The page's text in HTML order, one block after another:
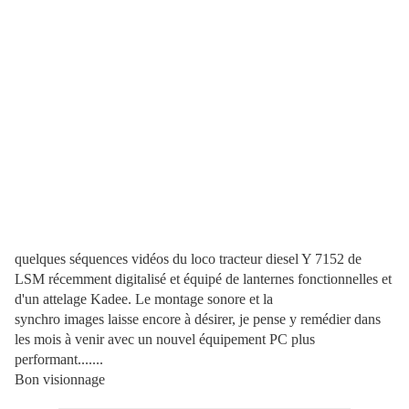
quelques séquences vidéos du loco tracteur diesel Y 7152 de
LSM récemment digitalisé et équipé de lanternes fonctionnelles et
d'un attelage Kadee. Le montage sonore et la
synchro images laisse encore à désirer, je pense y remédier dans
les mois à venir avec un nouvel équipement PC plus
performant.......
Bon visionnage